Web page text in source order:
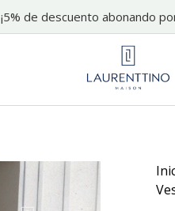
¡5% de descuento abonando